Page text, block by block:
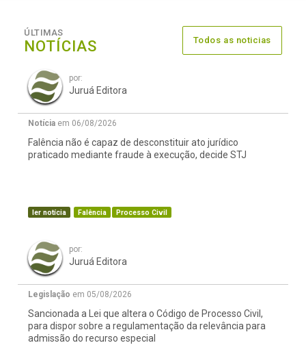
ÚLTIMAS
NOTÍCIAS Todos as noticias
por:
Juruá Editora
Notícia em 06/08/2026
Falência não é capaz de desconstituir ato jurídico
praticado mediante fraude à execução, decide STJ
ler notícia Falência Processo Civil
por:
Juruá Editora
Legislação em 05/08/2026
Sancionada a Lei que altera o Código de Processo Civil,
para dispor sobre a regulamentação da relevância para
admissão do recurso especial